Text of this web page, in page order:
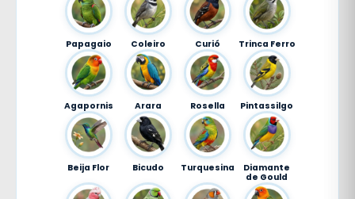
Papagaio Coleiro Curió Trinca Ferro
Agapornis Arara Rosella Pintassilgo
Beija Flor Bicudo Turquesina
Diamante
de Gould